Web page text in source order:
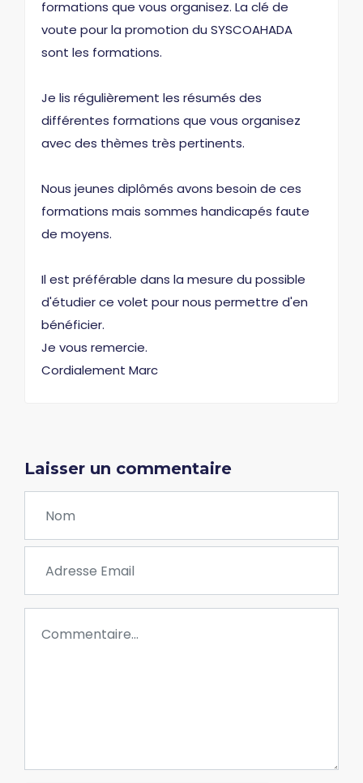
formations que vous organisez. La clé de
voute pour la promotion du SYSCOAHADA
sont les formations.
Je lis régulièrement les résumés des
différentes formations que vous organisez
avec des thèmes très pertinents.
Nous jeunes diplômés avons besoin de ces
formations mais sommes handicapés faute
de moyens.
Il est préférable dans la mesure du possible
d'étudier ce volet pour nous permettre d'en
bénéficier.
Je vous remercie.
Cordialement Marc
Laisser un commentaire